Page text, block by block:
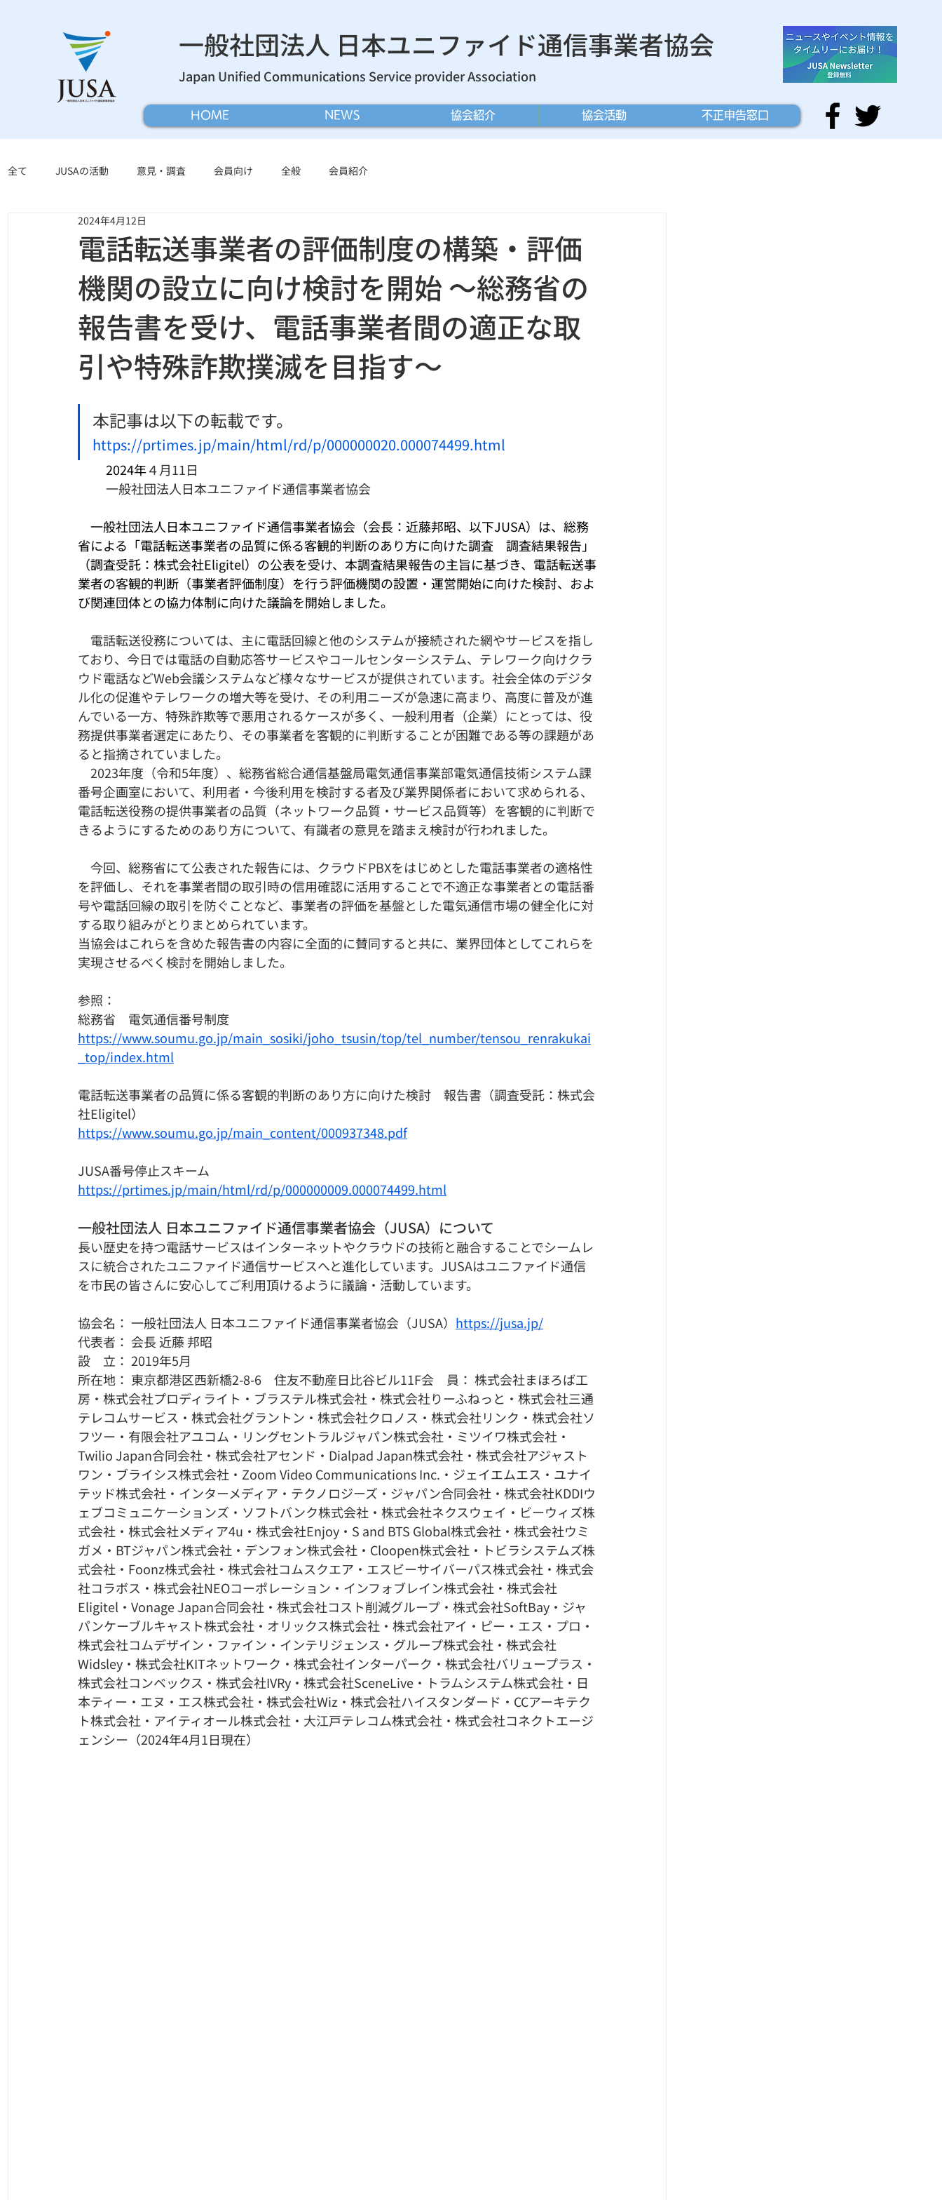
​一般社団法人 日本ユニファイド通信事業者協会
Japan Unified Communications Service provider Association
HOME NEWS 協会紹介 協会活動 不正申告窓口
全て JUSAの活動 意見・調査 会員向け 全般 会員紹介
電話転送事業者の評価制度の構築・評価
機関の設立に向け検討を開始 〜総務省の
報告書を受け、電話事業者間の適正な取
引や特殊詐欺撲滅を目指す〜
2024年4月12日
本記事は以下の転載です。
https://prtimes.jp/main/html/rd/p/000000020.000074499.html
2024年４月11日
一般社団法人日本ユニファイド通信事業者協会
一般社団法人日本ユニファイド通信事業者協会（会長：近藤邦昭、以下JUSA）は、総務
省による「電話転送事業者の品質に係る客観的判断のあり方に向けた調査　調査結果報告」
（調査受託：株式会社Eligitel）の公表を受け、本調査結果報告の主旨に基づき、電話転送事
業者の客観的判断（事業者評価制度）を行う評価機関の設置・運営開始に向けた検討、およ
び関連団体との協力体制に向けた議論を開始しました。
電話転送役務については、主に電話回線と他のシステムが接続された網やサービスを指し
ており、今日では電話の自動応答サービスやコールセンターシステム、テレワーク向けクラ
ウド電話などWeb会議システムなど様々なサービスが提供されています。社会全体のデジタ
ル化の促進やテレワークの増大等を受け、その利用ニーズが急速に高まり、高度に普及が進
んでいる一方、特殊詐欺等で悪用されるケースが多く、一般利用者（企業）にとっては、役
務提供事業者選定にあたり、その事業者を客観的に判断することが困難である等の課題があ
ると指摘されていました。
2023年度（令和5年度）、総務省総合通信基盤局電気通信事業部電気通信技術システム課
番号企画室において、利用者・今後利用を検討する者及び業界関係者において求められる、
電話転送役務の提供事業者の品質（ネットワーク品質・サービス品質等）を客観的に判断で
きるようにするためのあり方について、有識者の意見を踏まえ検討が行われました。
今回、総務省にて公表された報告には、クラウドPBXをはじめとした電話事業者の適格性
を評価し、それを事業者間の取引時の信用確認に活用することで不適正な事業者との電話番
号や電話回線の取引を防ぐことなど、事業者の評価を基盤とした電気通信市場の健全化に対
する取り組みがとりまとめられています。
当協会はこれらを含めた報告書の内容に全面的に賛同すると共に、業界団体としてこれらを
実現させるべく検討を開始しました。
参照：
総務省　電気通信番号制度
https://www.soumu.go.jp/main_sosiki/joho_tsusin/top/tel_number/tensou_renrakukai
_top/index.html
電話転送事業者の品質に係る客観的判断のあり方に向けた検討　報告書（調査受託：株式会
社Eligitel）
https://www.soumu.go.jp/main_content/000937348.pdf
JUSA番号停止スキーム
https://prtimes.jp/main/html/rd/p/000000009.000074499.html
一般社団法人 日本ユニファイド通信事業者協会（JUSA）について
長い歴史を持つ電話サービスはインターネットやクラウドの技術と融合することでシームレ
スに統合されたユニファイド通信サービスへと進化しています。JUSAはユニファイド通信
を市民の皆さんに安心してご利用頂けるように議論・活動しています。
協会名： 一般社団法人 日本ユニファイド通信事業者協会（JUSA） https://jusa.jp/
代表者： 会長 近藤 邦昭
設　立： 2019年5月
所在地： 東京都港区西新橋2-8-6　住友不動産日比谷ビル11F会　員： 株式会社まほろば工
房・株式会社プロディライト・ブラステル株式会社・株式会社りーふねっと・株式会社三通
テレコムサービス・株式会社グラントン・株式会社クロノス・株式会社リンク・株式会社ソ
フツー・有限会社アユコム・リングセントラルジャパン株式会社・ミツイワ株式会社・
Twilio Japan合同会社・株式会社アセンド・Dialpad Japan株式会社・株式会社アジャスト
ワン・ブライシス株式会社・Zoom Video Communications Inc.・ジェイエムエス・ユナイ
テッド株式会社・インターメディア・テクノロジーズ・ジャパン合同会社・株式会社KDDIウ
ェブコミュニケーションズ・ソフトバンク株式会社・株式会社ネクスウェイ・ビーウィズ株
式会社・株式会社メディア4u・株式会社Enjoy・S and BTS Global株式会社・株式会社ウミ
ガメ・BTジャパン株式会社・デンフォン株式会社・Cloopen株式会社・トビラシステムズ株
式会社・Foonz株式会社・株式会社コムスクエア・エスビーサイバーパス株式会社・株式会
社コラボス・株式会社NEOコーポレーション・インフォブレイン株式会社・株式会社
Eligitel・Vonage Japan合同会社・株式会社コスト削減グループ・株式会社SoftBay・ジャ
パンケーブルキャスト株式会社・オリックス株式会社・株式会社アイ・ピー・エス・プロ・
株式会社コムデザイン・ファイン・インテリジェンス・グループ株式会社・株式会社
Widsley・株式会社KITネットワーク・株式会社インターパーク・株式会社バリュープラス・
株式会社コンベックス・株式会社IVRy・株式会社SceneLive・トラムシステム株式会社・日
本ティー・エヌ・エス株式会社・株式会社Wiz・株式会社ハイスタンダード・CCアーキテク
ト株式会社・アイティオール株式会社・大江戸テレコム株式会社・株式会社コネクトエージ
ェンシー（2024年4月1日現在）